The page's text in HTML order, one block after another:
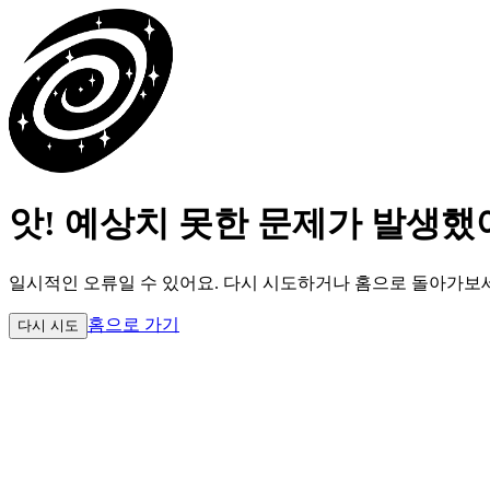
앗! 예상치 못한 문제가 발생했
일시적인 오류일 수 있어요. 다시 시도하거나 홈으로 돌아가보
다시 시도 홈으로 가기